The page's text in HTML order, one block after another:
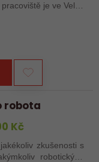
je ve Velké
robota
Kč
zkušenosti s
robotickým,